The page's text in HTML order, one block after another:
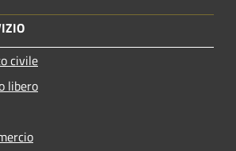
civile
libero